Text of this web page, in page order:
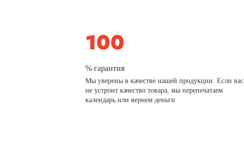
% гарантия
Мы уверены в качестве нашей продукции. Если вас
не устроит качество товара, мы перепечатаем
календарь или вернем деньги